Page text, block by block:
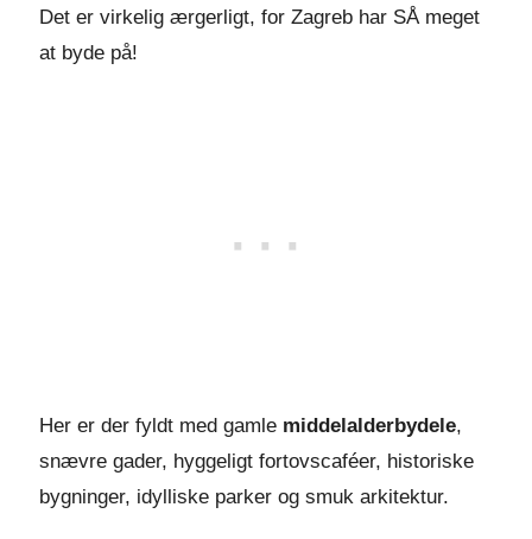
Det er virkelig ærgerligt, for Zagreb har SÅ meget
at byde på!
Her er der fyldt med gamle middelalderbydele,
snævre gader, hyggeligt fortovscaféer, historiske
bygninger, idylliske parker og smuk arkitektur.